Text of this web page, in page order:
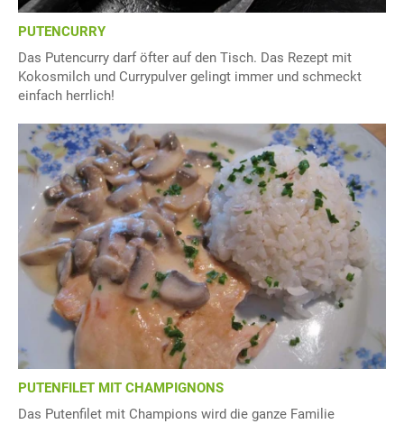
PUTENCURRY
Das Putencurry darf öfter auf den Tisch. Das Rezept mit
Kokosmilch und Currypulver gelingt immer und schmeckt
einfach herrlich!
PUTENFILET MIT CHAMPIGNONS
Das Putenfilet mit Champions wird die ganze Familie